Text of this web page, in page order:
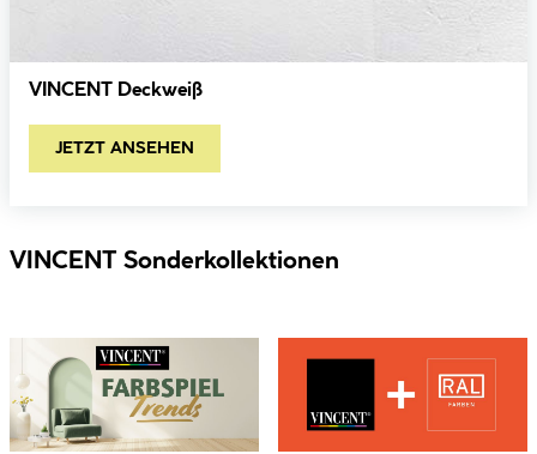
VINCENT Deckweiß
JETZT ANSEHEN
VINCENT Sonderkollektionen